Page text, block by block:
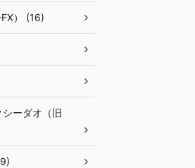
） (16)
ーダオ（旧